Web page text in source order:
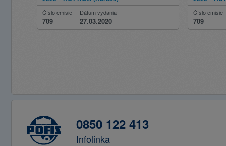
Číslo emisie
709
Dátum vydania
27.03.2020
Číslo emisie
709
0850 122 413
Infolinka